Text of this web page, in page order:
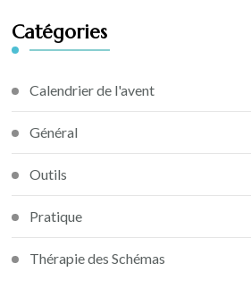
Catégories
Calendrier de l'avent
Général
Outils
Pratique
Thérapie des Schémas